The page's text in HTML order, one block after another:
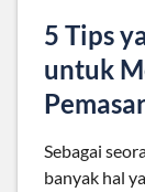
5 Tips
untuk
Sebagai
banyak hal